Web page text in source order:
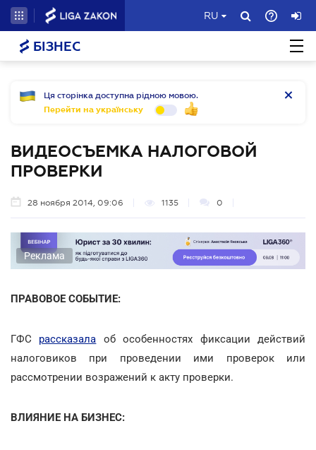
RU
БІЗНЕС
Ця сторінка доступна рідною мовою.
Перейти на українську
ВИДЕОСЪЕМКА НАЛОГОВОЙ
ПРОВЕРКИ
28 ноября 2014, 09:06 1135 0
Реклама
ПРАВОВОЕ СОБЫТИЕ:
ГФС рассказала об особенностях фиксации действий
налоговиков при проведении ими проверок или
рассмотрении возражений к акту проверки.
ВЛИЯНИЕ НА БИЗНЕС: